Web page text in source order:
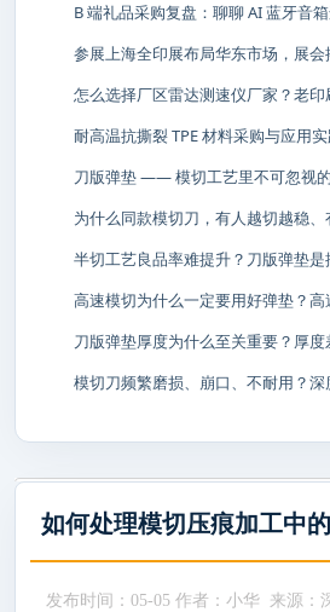
如何处理模切压痕加工中
发布时间：05-05 作者：小华 来源：
B 端礼品采购复盘：聊聊 AI 蓝牙音
参展上海全印展布局华东市场，展会
怎么选择厂区雷达测速仪厂家？老印
耐高温抗撕裂 TPE 材料采购与应用
刀版弹垫 —— 模切工艺里不可忽视
为什么同款模切刀，有人越切越稳、
半切工艺良品率难提升？刀版弹垫是
高速模切为什么一定要用好弹垫？高
刀版弹垫厚度为什么至关重要？厚度
模切刀频繁磨损、崩口、不耐用？深